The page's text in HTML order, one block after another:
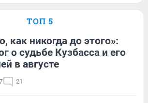
ТОП 5
как никогда до этого»:
о судьбе Кузбасса и его
в августе
21